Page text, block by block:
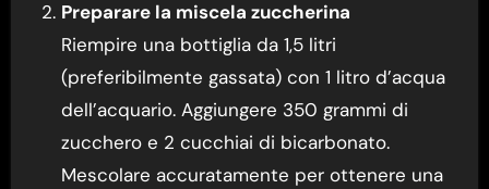
Preparare la miscela zuccherina
Riempire una bottiglia da 1,5 litri
(preferibilmente gassata) con 1 litro d’acqua
dell’acquario. Aggiungere 350 grammi di
zucchero e 2 cucchiai di bicarbonato.
Mescolare accuratamente per ottenere una